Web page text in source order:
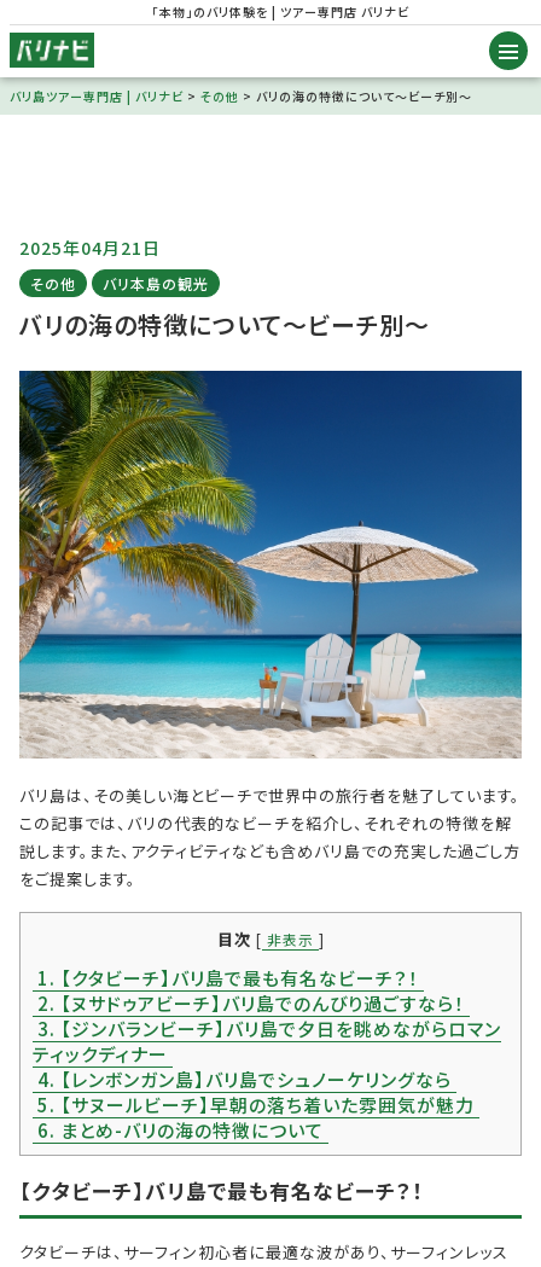
「本物」のバリ体験を | ツアー専門店 バリナビ
バリ島ツアー専門店 | バリナビ > その他 > バリの海の特徴について〜ビーチ別〜
2025年04月21日
その他 バリ本島の観光
バリの海の特徴について〜ビーチ別〜
バリ島は、その美しい海とビーチで世界中の旅行者を魅了しています。
この記事では、バリの代表的なビーチを紹介し、それぞれの特徴を解
説します。また、アクティビティなども含めバリ島での充実した過ごし方
をご提案します。
目次 [ 非表示 ]
1. 【クタビーチ】バリ島で最も有名なビーチ？！
2. 【ヌサドゥアビーチ】バリ島でのんびり過ごすなら！
3. 【ジンバランビーチ】バリ島で夕日を眺めながらロマン
ティックディナー
4. 【レンボンガン島】バリ島でシュノーケリングなら
5. 【サヌールビーチ】早朝の落ち着いた雰囲気が魅力
6. まとめ-バリの海の特徴について
【クタビーチ】バリ島で最も有名なビーチ？！
クタビーチは、サーフィン初心者に最適な波があり、サーフィンレッス